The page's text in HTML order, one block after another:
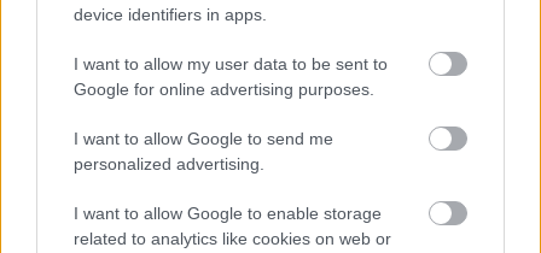
device identifiers in apps.
I want to allow my user data to be sent to
Google for online advertising purposes.
I want to allow Google to send me
personalized advertising.
I want to allow Google to enable storage
related to analytics like cookies on web or